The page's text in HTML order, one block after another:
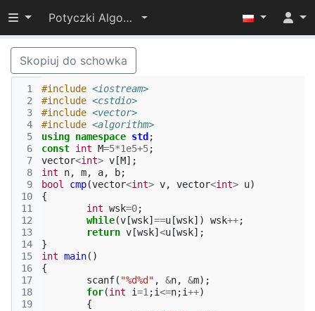
Przełącz widoczność menu
Potyczki Algorytmiczne 2017
Skopiuj do schowka
1
2
3
4
5
6
7
8
9
10
11
12
13
14
15
16
17
18
19
#include <iostream>
#include <cstdio>
#include <vector>
#include <algorithm>
using namespace std ;
const int M=5*1e5+5;
vector<int> v [M];
int
n, m, a, b;
bool
cmp(vector<int> v, vector<int> u)
{
int wsk=0;
while(v [wsk] ==u [wsk]) wsk++;
return v [wsk] <u [wsk];
}
int main()
{
scanf( "%d%d" , &n, &m);
for(int i=1 ;i<=n;i++)
{